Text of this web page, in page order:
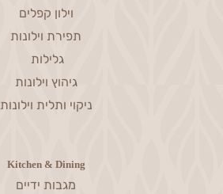
וילון קפלים
תפירת וילונות
גלילות
גיהוץ וילונות
ניקוי ותלית וילונות
Kitchen & Dining
מגבות ידיים